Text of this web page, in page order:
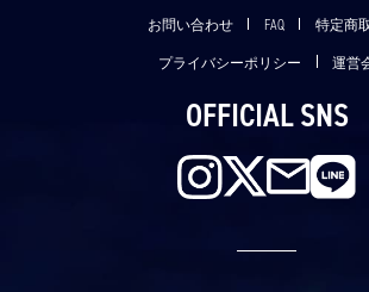
お問い合わせ FAQ 特定商
プライバシーポリシー 運営
OFFICIAL SNS